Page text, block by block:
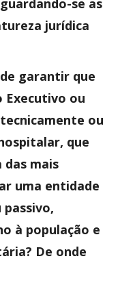
se as
jurídica
garantir que
ou
ou
que
das mais
uma entidade
passivo,
à população e
De onde